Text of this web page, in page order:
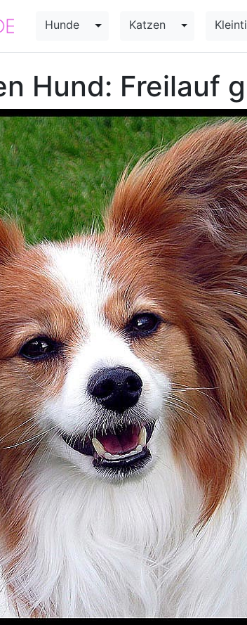
Hunde Toggle Dropdown
Katzen Toggle
Hund: Freilauf